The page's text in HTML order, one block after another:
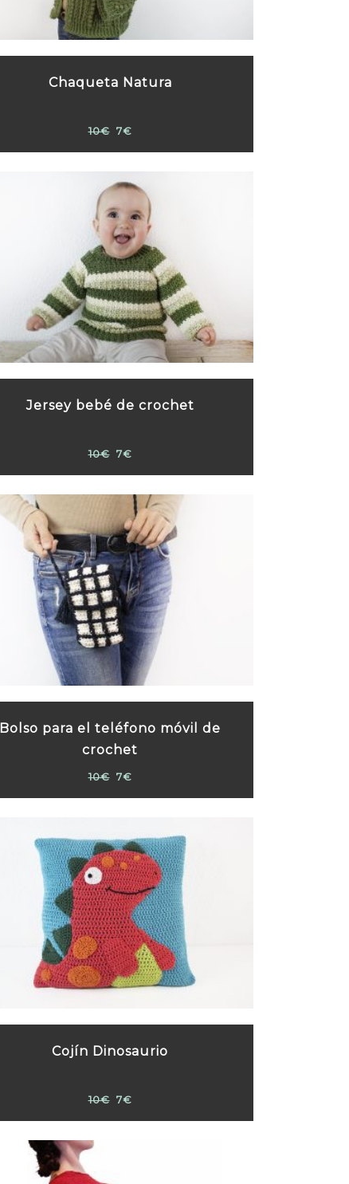
Chaqueta Natura
10€ 7€
Jersey bebé de crochet
10€ 7€
Bolso para el teléfono móvil de
crochet
10€ 7€
Cojín Dinosaurio
10€ 7€